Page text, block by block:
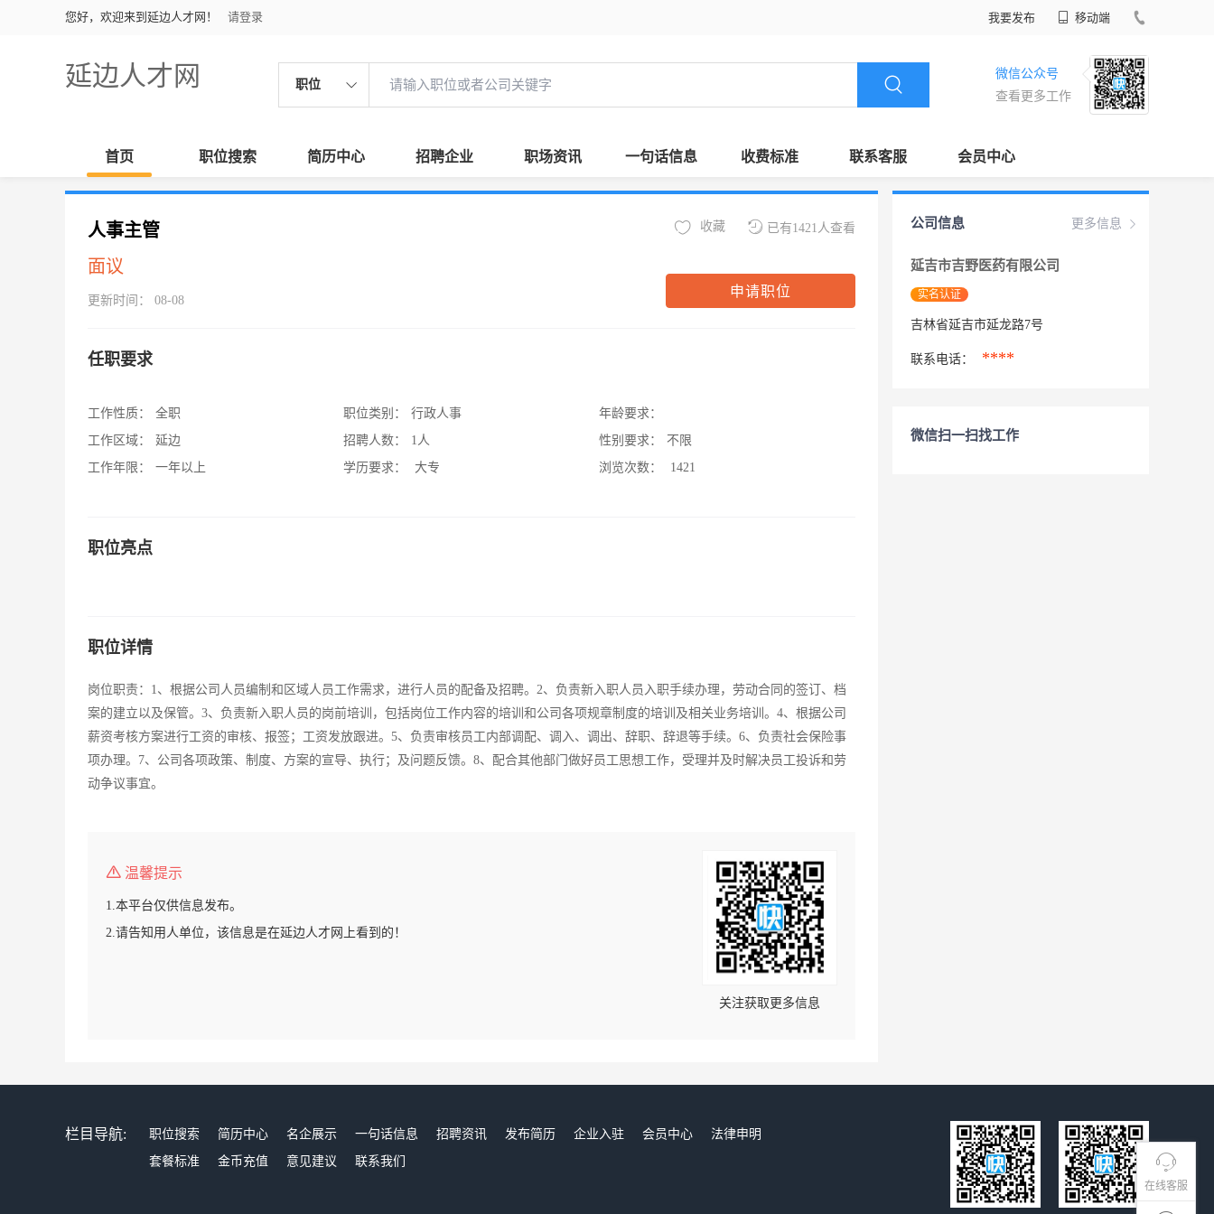
您好，欢迎来到延边人才网！ 请登录 我要发布 移动端
延边人才网 职位
微信公众号
查看更多工作
首页 职位搜索 简历中心 招聘企业 职场资讯 一句话信息 收费标准 联系客服 会员中心
在线客服
人事主管
面议
更新时间： 08-08
已有1421人查看
收藏
申请职位
任职要求
工作性质：
全职
工作区域：
延边
工作年限：
一年以上
职位类别：
行政人事
招聘人数：
1人
学历要求：
大专
年龄要求：
性别要求：
不限
浏览次数：
1421
职位亮点
职位详情
岗位职责：1、根据公司人员编制和区域人员工作需求，进行人员的配备及招聘。2、负责新入职人员入职手续办理，劳动合同的签订、档
案的建立以及保管。3、负责新入职人员的岗前培训，包括岗位工作内容的培训和公司各项规章制度的培训及相关业务培训。4、根据公司
薪资考核方案进行工资的审核、报签；工资发放跟进。5、负责审核员工内部调配、调入、调出、辞职、辞退等手续。6、负责社会保险事
项办理。7、公司各项政策、制度、方案的宣导、执行；及问题反馈。8、配合其他部门做好员工思想工作，受理并及时解决员工投诉和劳
动争议事宜。
温馨提示
1.本平台仅供信息发布。
2.请告知用人单位，该信息是在延边人才网上看到的！
关注获取更多信息
更多信息
公司信息
延吉市吉野医药有限公司
实名认证
吉林省延吉市延龙路7号
联系电话： ****
微信扫一扫找工作
栏目导航: 职位搜索 简历中心 名企展示 一句话信息 招聘资讯 发布简历 企业入驻 会员中心
法律申明
套餐标准
金币充值 意见建议 联系我们